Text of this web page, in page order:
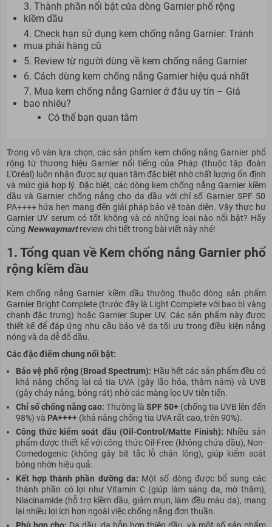
3. Thành phần nổi bật của dòng Garnier phổ rộng
kiềm dầu
4. Check hạn sử dụng kem chống nắng Garnier: Tránh
mua phải hàng cũ
5. Review từ người dùng về kem chống nắng Garnier
6. Cách dùng kem chống nắng Garnier hiệu quả nhất
7. Mua kem chống nắng Garnier ở đâu uy tín – Giá
bao nhiêu?
Có thể bạn quan tâm
Trong vô vàn lựa chọn, các sản phẩm kem chống nắng Garnier phổ
rộng từ thương hiệu Garnier nổi tiếng của Pháp (thuộc tập đoàn
L'Oréal) luôn nhận được sự quan tâm đặc biệt nhờ chất lượng ổn định
và mức giá hợp lý. Đặc biệt, các dòng kem chống nắng Garnier kiềm
dầu và Garnier chống nắng cho da dầu với chỉ số Garnier SPF 50
PA++++ hứa hẹn mang đến giải pháp bảo vệ toàn diện. Vậy thực hư
Garnier UV serum có tốt không và có những loại nào nổi bật? Hãy
cùng Newwaymartreview chi tiết trong bài viết này nhé!
1. Tổng quan về Kem chống nắng Garnier phổ
rộng kiềm dầu
Kem chống nắng Garnier kiềm dầu thường thuộc dòng sản phẩm
Garnier Bright Complete (trước đây là Light Complete với bao bì vàng
chanh đặc trưng) hoặc Garnier Super UV. Các sản phẩm này được
thiết kế để đáp ứng nhu cầu bảo vệ da tối ưu trong điều kiện nắng
nóng và da dễ đổ dầu.
Các đặc điểm chung nổi bật:
Bảo vệ phổ rộng (Broad Spectrum): Hầu hết các sản phẩm đều có
khả năng chống lại cả tia UVA (gây lão hóa, thâm nám) và UVB
(gây cháy nắng, bỏng rát) nhờ các màng lọc UV tiên tiến.
Chỉ số chống nắng cao: Thường làSPF 50+ (chống tia UVB lên đến
98%) và PA++++(khả năng chống tia UVA rất cao, trên 90%).
Công thức kiểm soát dầu (Oil-Control/Matte Finish): Nhiều sản
phẩm được thiết kế với công thức Oil-Free (không chứa dầu), Non-
Comedogenic (không gây bít tắc lỗ chân lông), giúp kiểm soát
bóng nhờn hiệu quả.
Kết hợp thành phần dưỡng da: Một số dòng được bổ sung các
thành phần có lợi như Vitamin C (giúp làm sáng da, mờ thâm),
Niacinamide (hỗ trợ kiềm dầu, giảm mụn, làm đều màu da), mang
lại nhiều lợi ích hơn ngoài việc chống nắng đơn thuần.